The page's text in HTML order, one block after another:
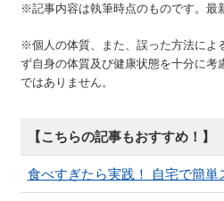
※記事内容は執筆時点のものです。最
※個人の体質、また、誤った方法によ
ず自身の体質及び健康状態を十分に
ではありません。
【こちらの記事もおすすめ！】
食べすぎたら実践！ 自宅で簡単